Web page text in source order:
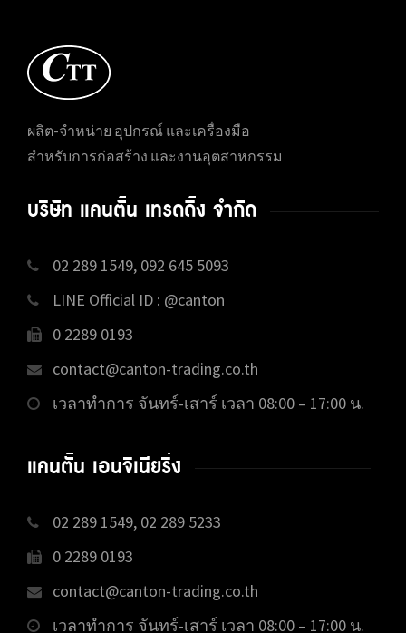
ผลิต-จำหน่าย อุปกรณ์ และเครื่องมือ
สำหรับการก่อสร้าง และงานอุตสาหกรรม
บริษัท แคนตั้น เทรดดิ้ง จำกัด
02 289 1549, 092 645 5093
LINE Official ID : @canton
0 2289 0193
contact@canton-trading.co.th
เวลาทำการ จันทร์-เสาร์ เวลา 08:00 – 17:00 น.
แคนตั้น เอนจิเนียริ่ง
02 289 1549, 02 289 5233
0 2289 0193
contact@canton-trading.co.th
เวลาทำการ จันทร์-เสาร์ เวลา 08:00 – 17:00 น.